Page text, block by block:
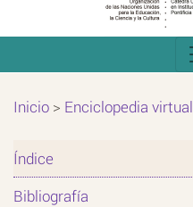
Inicio > Enciclopedia virtual
Índice
Bibliografía